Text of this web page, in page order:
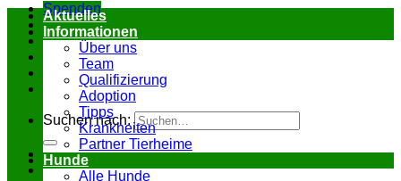
Spenden
Suchen nach:
Aktuelles
Informationen
Über uns
Team
Qualifizierung
Adoption
Tipps
Krankheiten
Partner Tierheime
Hunde
Alle Hunde